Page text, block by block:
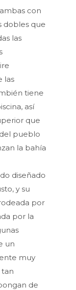
con
dobles que
las
las
tiene
así
que
pueblo
la bahía
diseñado
y su
por
por la
un
muy
tan
de